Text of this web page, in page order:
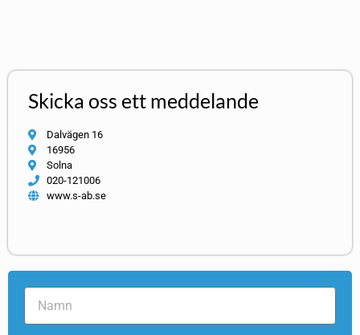
Skicka oss ett meddelande
Dalvägen 16
16956
Solna
020-121006
www.s-ab.se